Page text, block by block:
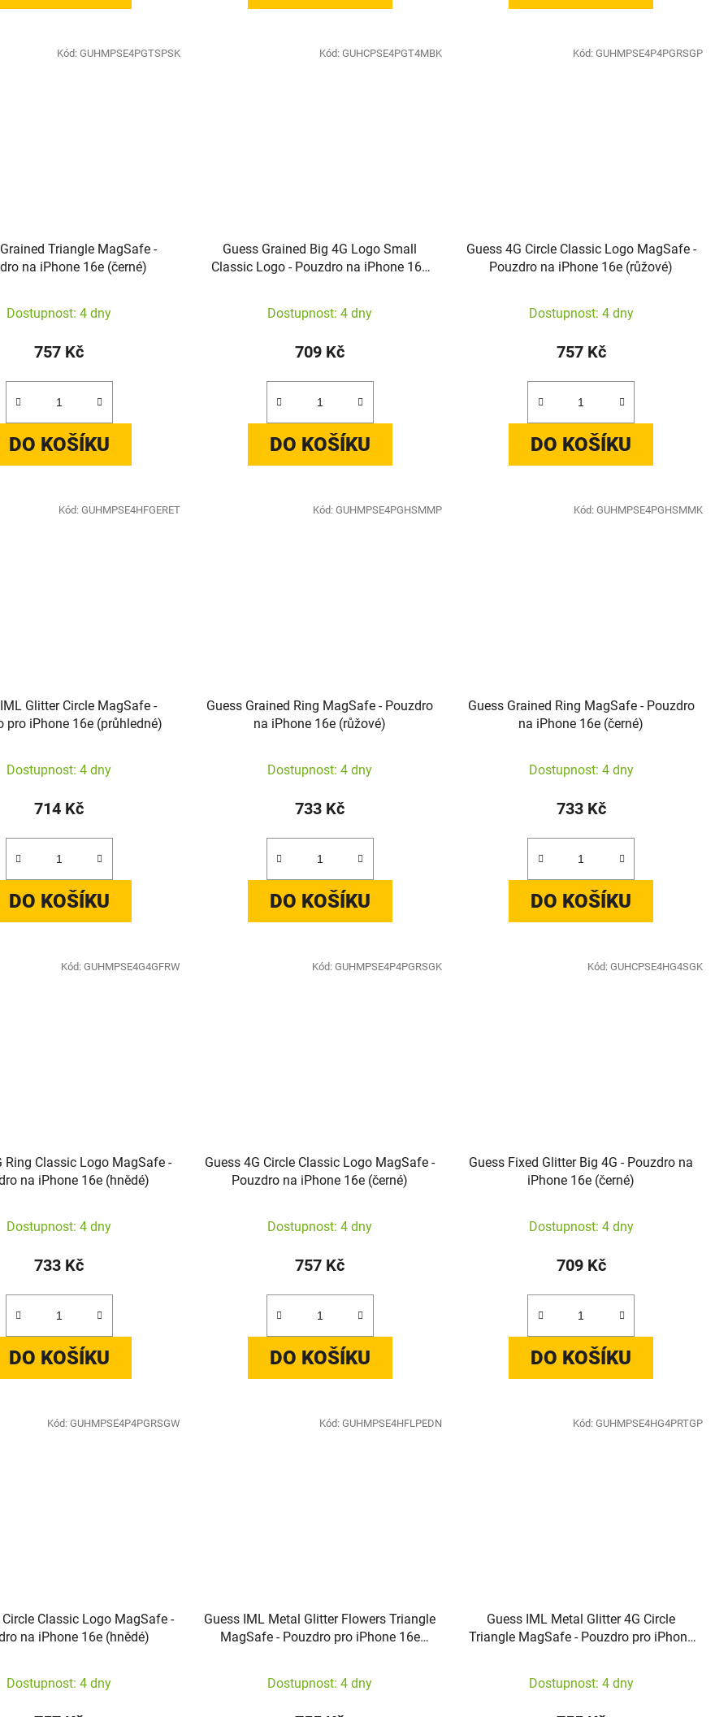
Triangle MagSafe -
na iPhone 16e (černé)
Dostupnost: 4 dny
757 Kč
DO KOŠÍKU
Kód:GUHMPSE4PGTSPSK
Guess Grained Big 4G Logo Small
Classic Logo - Pouzdro na iPhone 16e
Dostupnost: 4 dny
709 Kč
DO KOŠÍKU
Kód: GUHCPSE4PGT4MBK
Guess 4G Circle Classic Logo MagSafe -
Pouzdro na iPhone 16e (růžové)
Dostupnost: 4 dny
757 Kč
DO KOŠÍKU
Kód: GUHMPSE4P4PGRSGP
Glitter Circle MagSafe -
pro iPhone 16e (průhledné)
Dostupnost: 4 dny
714 Kč
DO KOŠÍKU
Kód:GUHMPSE4HFGERET
Guess Grained Ring MagSafe - Pouzdro
na iPhone 16e (růžové)
Dostupnost: 4 dny
733 Kč
DO KOŠÍKU
Kód: GUHMPSE4PGHSMMP
Guess Grained Ring MagSafe - Pouzdro
na iPhone 16e (černé)
Dostupnost: 4 dny
733 Kč
DO KOŠÍKU
Kód: GUHMPSE4PGHSMMK
Ring Classic Logo MagSafe -
na iPhone 16e (hnědé)
Dostupnost: 4 dny
733 Kč
DO KOŠÍKU
Kód:GUHMPSE4G4GFRW
Guess 4G Circle Classic Logo MagSafe -
Pouzdro na iPhone 16e (černé)
Dostupnost: 4 dny
757 Kč
DO KOŠÍKU
Kód: GUHMPSE4P4PGRSGK
Guess Fixed Glitter Big 4G - Pouzdro na
iPhone 16e (černé)
Dostupnost: 4 dny
709 Kč
DO KOŠÍKU
Kód: GUHCPSE4HG4SGK
Circle Classic Logo MagSafe -
na iPhone 16e (hnědé)
Dostupnost: 4 dny
Kód:GUHMPSE4P4PGRSGW
Guess IML Metal Glitter Flowers Triangle
MagSafe - Pouzdro pro iPhone 16e
Dostupnost: 4 dny
Kód: GUHMPSE4HFLPEDN
Guess IML Metal Glitter 4G Circle
Triangle MagSafe - Pouzdro pro iPhone
Dostupnost: 4 dny
Kód: GUHMPSE4HG4PRTGP